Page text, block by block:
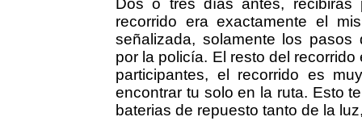
Dos o tres días antes,
recorrido era exactamente el
señalizada, solamente los pasos
por la policía. El resto del
participantes, el recorrido es
encontrar tu solo en la ruta. Esto
baterias de repuesto tanto de la